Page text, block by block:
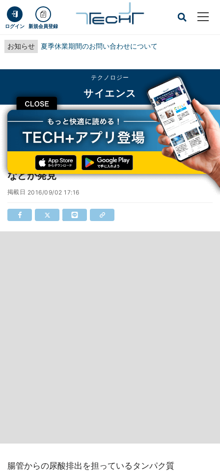
ログイン 新規会員登録
お知らせ 夏季休業期間のお問い合わせについて
CLOSE
テクノロジー
サイエンス
TECH+ テクノロジー
サイエンス
尿酸値は小腸障害のマーカーになる 防衛医大などが発見
尿酸値は小腸障害のマーカーになる 防衛医大
などが発見
掲載日 2016/09/02 17:16
腸管からの尿酸排出を担っているタンパク質